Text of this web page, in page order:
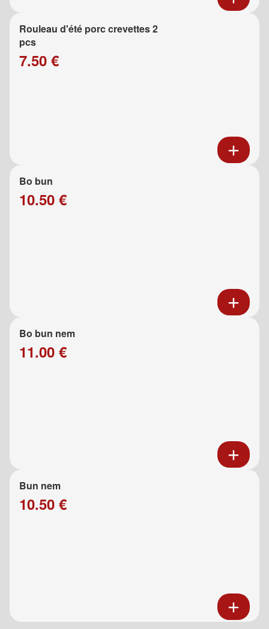
Rouleau d'été porc crevettes 2
pcs
7.50 €
Bo bun
10.50 €
Bo bun nem
11.00 €
Bun nem
10.50 €